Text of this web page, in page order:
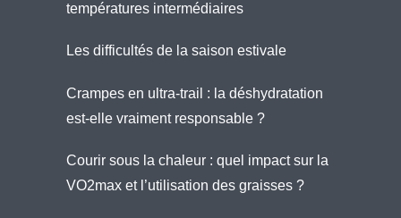
températures intermédiaires
Les difficultés de la saison estivale
Crampes en ultra-trail : la déshydratation
est-elle vraiment responsable ?
Courir sous la chaleur : quel impact sur la
VO2max et l’utilisation des graisses ?